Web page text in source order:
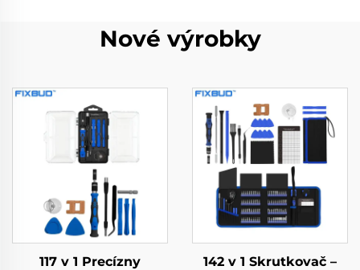
Nové výrobky
117 v 1 Precízny
142 v 1 Skrutkovač –